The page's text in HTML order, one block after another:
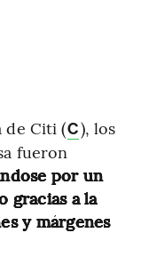
de Citi (C), los
fueron
por un
gracias a la
y márgenes